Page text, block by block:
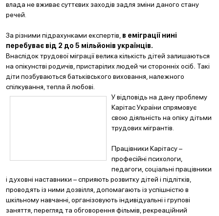
влада не вживає суттєвих заходів задля зміни даного стану
речей.
За різними підрахунками експертів, в еміграції нині
перебуває від 2 до 5 мільйонів українців.
Внаслідок трудової міграції велика кількість дітей залишаються
на опікунстві родичів, пристарілих людей чи сторонніх осіб. Такі
діти позбуваються батьківського виховання, належного
спілкування, тепла й любові.
Увідповідь на дану проблему
Карітас України спрямовує
свою діяльність на опіку дітьми
трудових мігрантів.
Працівники Карітасу –
професійні психологи,
педагоги, соціальні працівники
і духовні наставники – сприяють розвитку дітей і підлітків,
проводять із ними дозвілля, допомагають із успішністю в
шкільному навчанні, організовують індивідуальні і групові
заняття, перегляд та обговорення фільмів, рекреаційний